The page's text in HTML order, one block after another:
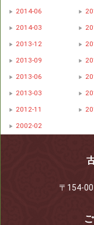
2014-06
2014-03
2013-12
2013-09
2013-06
2013-03
2012-11
2002-02
〒154-